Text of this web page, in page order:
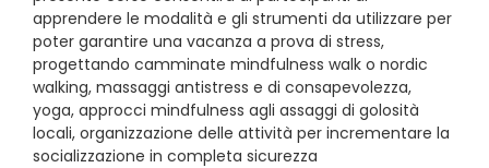
apprendere le modalità e gli strumenti da utilizzare per
poter garantire una vacanza a prova di stress,
progettando camminate mindfulness walk o nordic
walking, massaggi antistress e di consapevolezza,
yoga, approcci mindfulness agli assaggi di golosità
locali, organizzazione delle attività per incrementare la
socializzazione in completa sicurezza